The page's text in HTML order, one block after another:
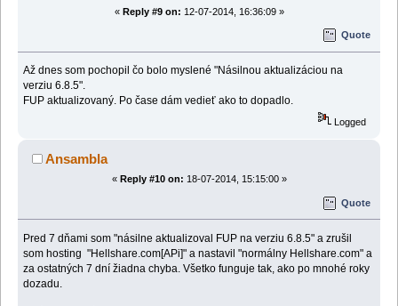
« Reply #9 on: 12-07-2014, 16:36:09 »
Quote
Až dnes som pochopil čo bolo myslené "Násilnou aktualizáciou na
verziu 6.8.5".
FUP aktualizovaný. Po čase dám vedieť ako to dopadlo.
Logged
Ansambla
« Reply #10 on: 18-07-2014, 15:15:00 »
Quote
Pred 7 dňami som "násilne aktualizoval FUP na verziu 6.8.5" a zrušil
som hosting "Hellshare.com[APi]" a nastavil "normálny Hellshare.com" a
za ostatných 7 dní žiadna chyba. Všetko funguje tak, ako po mnohé roky
dozadu.